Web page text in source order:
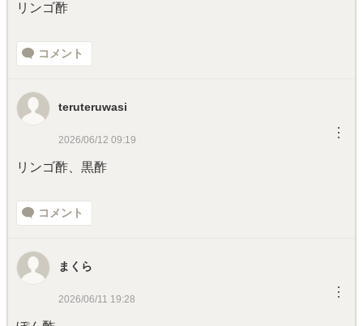
リンゴ酢
コメント
teruteruwasi
2026/06/12 09:19 ︙
リンゴ酢、黒酢
コメント
まくら
2026/06/11 19:28 ︙